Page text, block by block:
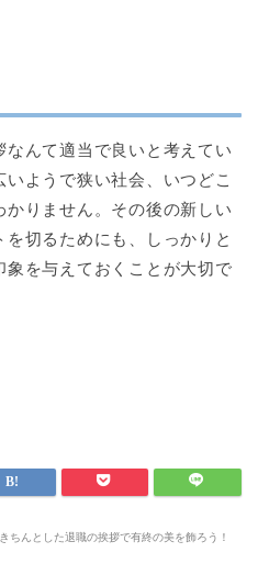
なんて適当で良いと考えてい
ようで狭い社会、いつどこ
りません。その後の新しい
切るためにも、しっかりと
象を与えておくことが大切で
ちんとした退職の挨拶で有終の美を飾ろう！